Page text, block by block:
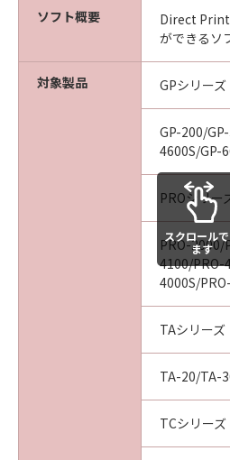
ア」を購入した日から
フトウエア」が格納さ
（以下「メディア」と
な欠陥がないことを保
期間中に「メディア
見された場合には、
ア」を交換いたします
保証の否認・免責
(1) 「本ソフトウエア」は
状態で使用許諾されます。
の関連会社、それらの販
は、「本ソフトウエア」
特定の目的への適合性の
保証も、明示たると黙示
ないものとします。
(2) キヤノン、キヤノンの
売代理店及び販売店は、「
の使用または使用不能から
（逸失利益及びその他の派
損害を含むがこれらに限定
ソフト概要
Direct Print
ができるソ
対象製品 GPシリーズ
GP-200/
4600S/GP-
PROシリー
PRO-
4100/PRO-
4000S/
TAシリーズ
TA-20/TA-
TCシリーズ
スクロール
ます